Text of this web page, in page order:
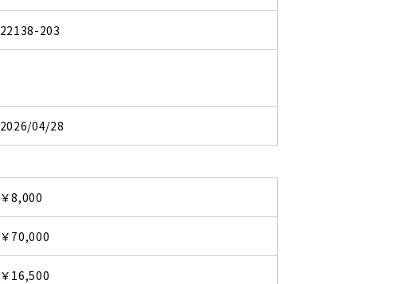
22138-203
2026/04/28
￥8,000
￥70,000
￥16,500